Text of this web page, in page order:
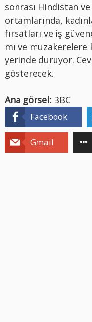
sonrası Hindistan
ortamlarında,
fırsatları ve iş
mı ve
yerinde duruyor.
gösterecek.
Ana görsel: BBC
Facebook
Gmail